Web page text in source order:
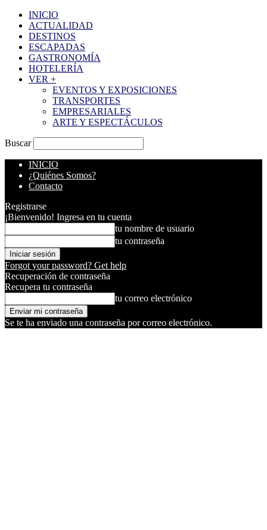
INICIO
ACTUALIDAD
DESTINOS
ESCAPADAS
GASTRONOMÍA
HOTELERÍA
VER +
EVENTOS Y EXPOSICIONES
TRANSPORTES
EMPRESARIALES
ARTE Y ESPECTÁCULOS
Buscar
INICIO
¿Quiénes Somos?
Contacto
Registrarse
¡Bienvenido! Ingresa en tu cuenta
tu nombre de usuario
tu contraseña
Forgot your password? Get help
Recuperación de contraseña
Recupera tu contraseña
tu correo electrónico
Se te ha enviado una contraseña por correo electrónico.